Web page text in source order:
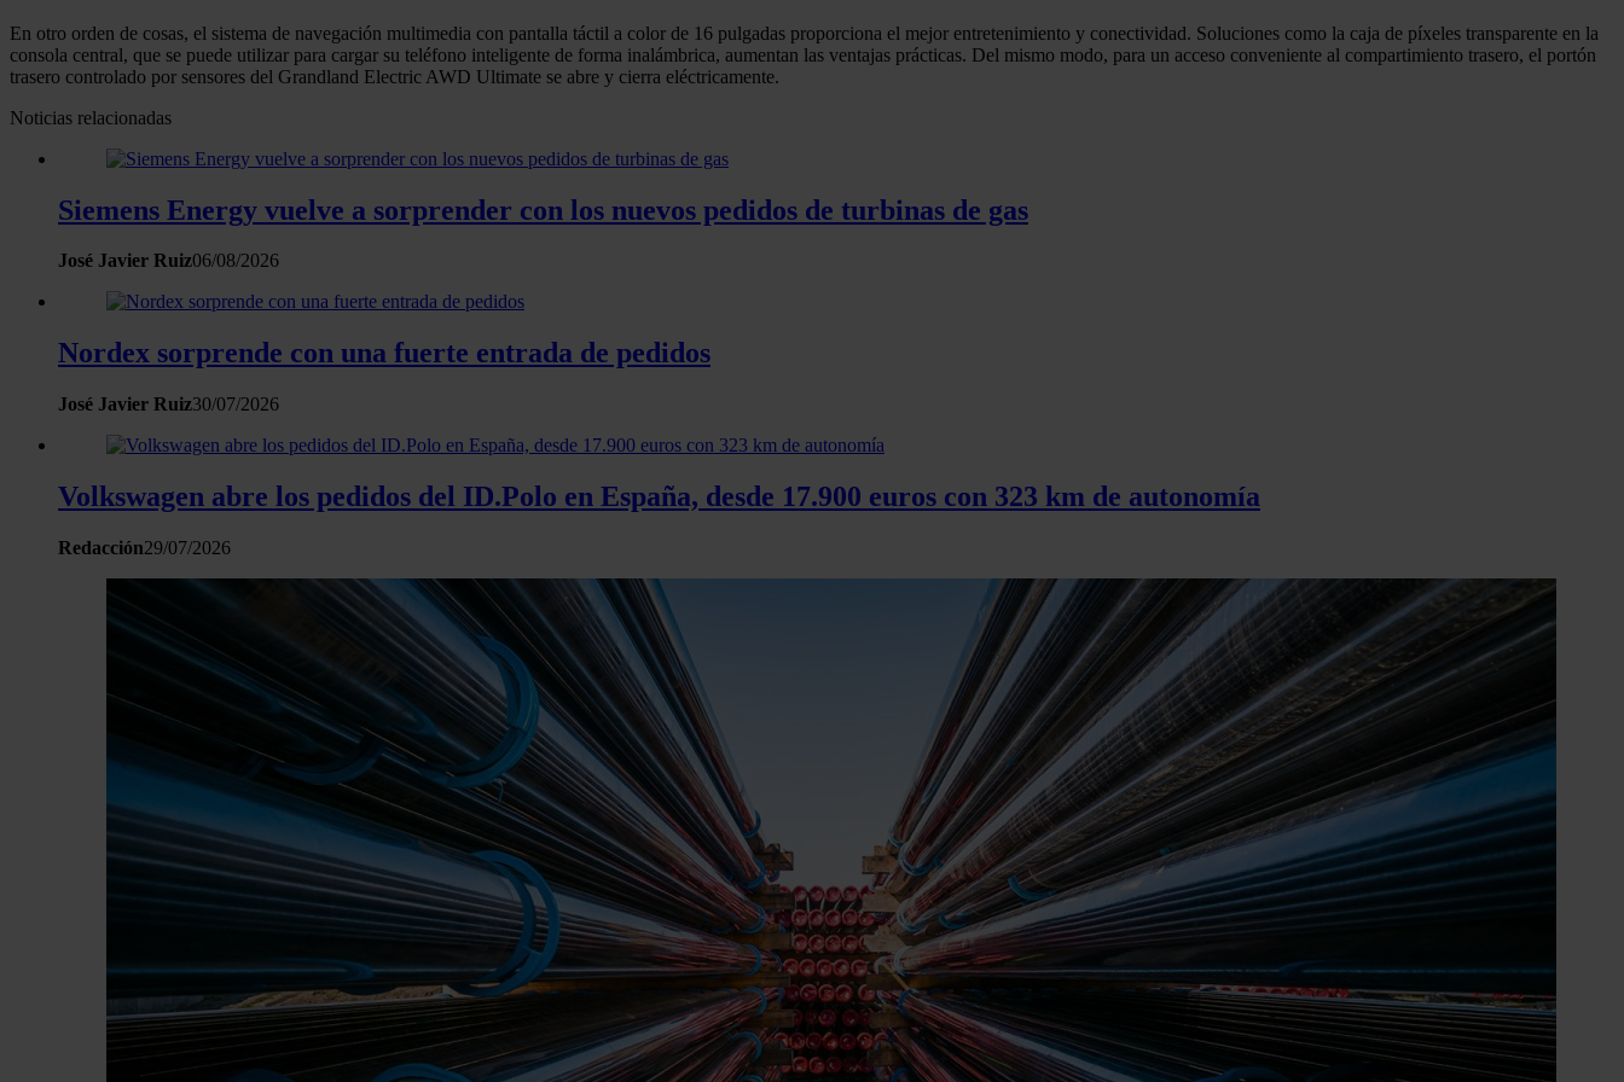
En otro orden de cosas, el sistema de navegación multimedia con pantalla táctil a color de 16 pulgadas proporciona el mejor entretenimiento y conectividad. Soluciones como la caja de píxeles transparente en la
consola central, que se puede utilizar para cargar su teléfono inteligente de forma inalámbrica, aumentan las ventajas prácticas. Del mismo modo, para un acceso conveniente al compartimiento trasero, el portón
trasero controlado por sensores del Grandland Electric AWD Ultimate se abre y cierra eléctricamente.
Noticias relacionadas
Siemens Energy vuelve a sorprender con los nuevos pedidos de turbinas de gas
José Javier Ruiz06/08/2026
Nordex sorprende con una fuerte entrada de pedidos
José Javier Ruiz30/07/2026
Volkswagen abre los pedidos del ID.Polo en España, desde 17.900 euros con 323 km de autonomía
Redacción29/07/2026